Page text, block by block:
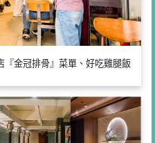
『金冠排骨』菜單、好吃雞腿飯